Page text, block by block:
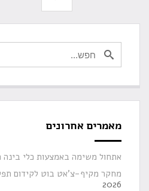
מאמרים אחרונים
אתחול משימה באמצעות כלי בינה
מחקר מקיף-צ'אט בוט לקידום
2026